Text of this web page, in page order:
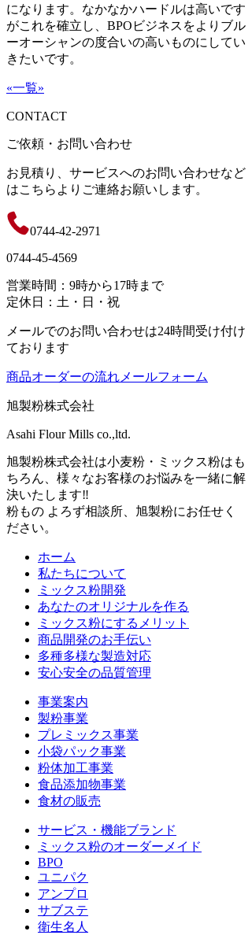
になります。なかなかハードルは高いです
がこれを確立し、BPOビジネスをよりブル
ーオーシャンの度合いの高いものにしてい
きたいです。
«一覧»
CONTACT
ご依頼・お問い合わせ
お見積り、サービスへのお問い合わせなど
はこちらよりご連絡お願いします。
0744-42-2971
0744-45-4569
営業時間：9時から17時まで
定休日：土・日・祝
メールでのお問い合わせは24時間受け付け
ております
商品オーダーの流れ メールフォーム
旭製粉株式会社
Asahi Flour Mills co.,ltd.
旭製粉株式会社は小麦粉・ミックス粉はも
ちろん、様々なお客様のお悩みを一緒に解
決いたします‼
粉もの よろず相談所、旭製粉にお任せく
ださい。
ホーム
私たちについて
ミックス粉開発
あなたのオリジナルを作る
ミックス粉にするメリット
商品開発のお手伝い
多種多様な製造対応
安心安全の品質管理
事業案内
製粉事業
プレミックス事業
小袋パック事業
粉体加工事業
食品添加物事業
食材の販売
サービス・機能ブランド
ミックス粉のオーダーメイド
BPO
ユニパク
アンプロ
サブステ
衛生名人